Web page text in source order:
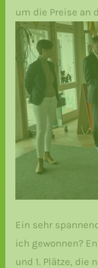
um die Preise an
Ein sehr
ich gewonnen?
und 1. Plätze, die